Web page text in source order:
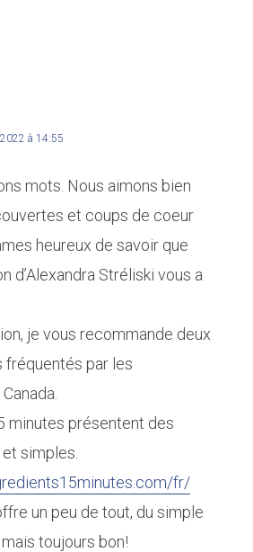
à 14:55
mots. Nous aimons bien
et coups de coeur
heureux de savoir que
d’Alexandra Stréliski vous a
je vous recommande deux
par les
minutes présentent des
simples.
fr/
un peu de tout, du simple
toujours bon!